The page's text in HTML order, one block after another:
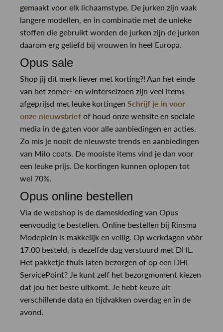
gemaakt voor elk lichaamstype. De jurken zijn vaak
langere modellen, en in combinatie met de unieke
stoffen die gebruikt worden de jurken zijn de jurken
daarom erg geliefd bij vrouwen in heel Europa.
Opus sale
Shop jij dit merk liever met korting?! Aan het einde
van het zomer- en winterseizoen zijn veel items
afgeprijsd met leuke kortingen Schrijf je in voor
onze nieuwsbrief of houd onze website en sociale
media in de gaten voor alle aanbiedingen en acties.
Zo mis je nooit de nieuwste trends en aanbiedingen
van Milo coats. De mooiste items vind je dan voor
een leuke prijs. De kortingen kunnen oplopen tot
wel 70%.
Opus online bestellen
Via de webshop is de dameskleding van Opus
eenvoudig te bestellen. Online bestellen bij Rinsma
Modeplein is makkelijk en veilig. Op werkdagen vòòr
17.00 besteld, is dezelfde dag verstuurd met DHL.
Het pakketje thuis laten bezorgen of op een DHL
ServicePoint? Je kunt zelf het bezorgmoment kiezen
dat jou het beste uitkomt. Je hebt keuze uit
verschillende data en tijdvakken overdag en in de
avond.